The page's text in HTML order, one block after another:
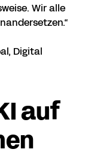
Wir alle
Digital
auf